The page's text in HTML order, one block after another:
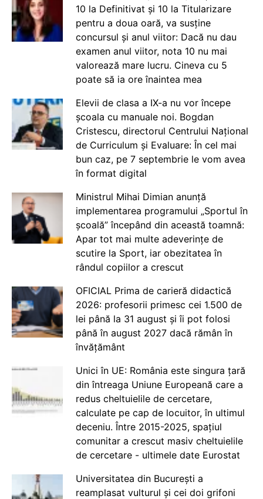
10 la Definitivat și 10 la Titularizare
pentru a doua oară, va susține
concursul și anul viitor: Dacă nu dau
examen anul viitor, nota 10 nu mai
valorează mare lucru. Cineva cu 5
poate să ia ore înaintea mea
Elevii de clasa a IX-a nu vor începe
școala cu manuale noi. Bogdan
Cristescu, directorul Centrului Național
de Curriculum și Evaluare: În cel mai
bun caz, pe 7 septembrie le vom avea
în format digital
Ministrul Mihai Dimian anunță
implementarea programului „Sportul în
școală” începând din această toamnă:
Apar tot mai multe adeverințe de
scutire la Sport, iar obezitatea în
rândul copiilor a crescut
OFICIAL Prima de carieră didactică
2026: profesorii primesc cei 1.500 de
lei până la 31 august și îi pot folosi
până în august 2027 dacă rămân în
învățământ
Unici în UE: România este singura țară
din întreaga Uniune Europeană care a
redus cheltuielile de cercetare,
calculate pe cap de locuitor, în ultimul
deceniu. Între 2015-2025, spațiul
comunitar a crescut masiv cheltuielile
de cercetare - ultimele date Eurostat
Universitatea din București a
reamplasat vulturul și cei doi grifoni